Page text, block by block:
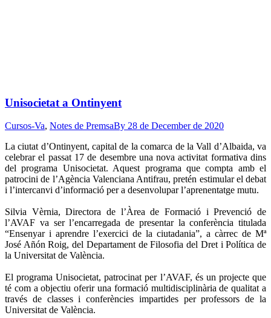
Unisocietat a Ontinyent
Cursos-Va, Notes de PremsaBy 28 de December de 2020
La ciutat d’Ontinyent, capital de la comarca de la Vall d’Albaida, va
celebrar el passat 17 de desembre una nova activitat formativa dins
del programa Unisocietat. Aquest programa que compta amb el
patrocini de l’Agència Valenciana Antifrau, pretén estimular el debat
i l’intercanvi d’informació per a desenvolupar l’aprenentatge mutu.
Silvia Vèrnia, Directora de l’Àrea de Formació i Prevenció de
l’AVAF va ser l’encarregada de presentar la conferència titulada
“Ensenyar i aprendre l’exercici de la ciutadania”, a càrrec de Mª
José Añón Roig, del Departament de Filosofia del Dret i Política de
la Universitat de València.
El programa Unisocietat, patrocinat per l’AVAF, és un projecte que
té com a objectiu oferir una formació multidisciplinària de qualitat a
través de classes i conferències impartides per professors de la
Universitat de València.